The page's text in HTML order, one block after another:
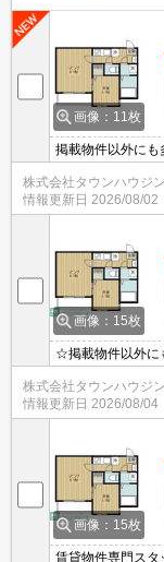
画像：11枚
掲載物件以外にも
見可能です！メー
ますとスムーズに
株式会社タウンハウジ
情報更新日 2026/08/02
画像：15枚
☆掲載物件以外に
お探しさせて頂き
株式会社タウンハウジ
情報更新日 2026/08/04
画像：15枚
賃貸物件専門スタ